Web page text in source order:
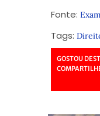
Fonte:
Tags:
GOSTOU